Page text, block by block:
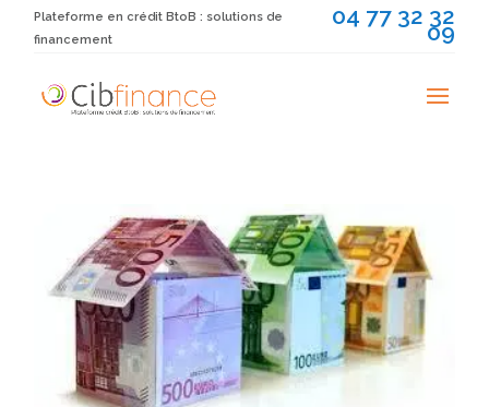
Plateforme en crédit BtoB : solutions de
financement
04 77 32 32
09